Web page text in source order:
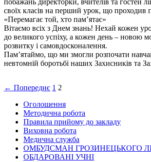
побажань директорки, вчителів та гостей
своїх класів на перший урок, що проходив
«Перемагає той, хто пам’ятає»
Вітаємо всіх з Днем знань! Нехай кожен
до великого успіху, а кожен день – новою
розвитку і самовдосконалення.
Пам’ятаймо, що ми змогли розпочати
невтомній боротьбі наших Захисників та
Навігація
записам
← Попереднє 1 2
Оголошення
Методична робота
Правила прийому до закладу
Виховна робота
Медична служба
ОМБУДСМАН ГРОЗИНЕЦЬКОГО
ОБДАРОВАНІ УЧНІ